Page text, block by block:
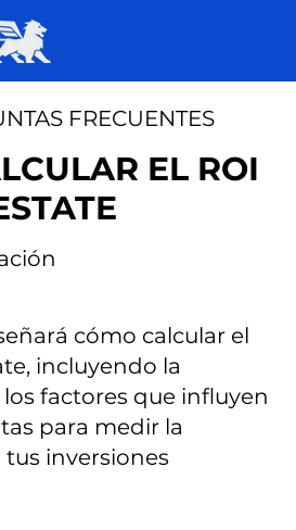
FRECUENTES
EL ROI
cómo calcular el
incluyendo la
factores que influyen
para medir la
inversiones